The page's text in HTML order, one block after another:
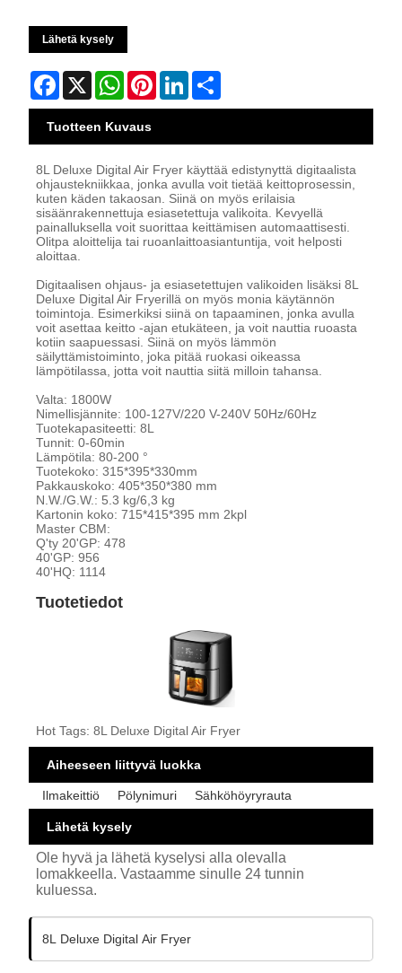
Lähetä kysely
Facebook
X WhatsApp
PinterestLinkedIn
Tuotteen Kuvaus
8L Deluxe Digital Air Fryer käyttää edistynyttä digitaalista
ohjaustekniikkaa, jonka avulla voit tietää keittoprosessin,
kuten käden takaosan. Siinä on myös erilaisia ​​
sisäänrakennettuja esiasetettuja valikoita. Kevyellä
painalluksella voit suorittaa keittämisen automaattisesti.
Olitpa aloittelija tai ruoanlaittoasiantuntija, voit helposti
aloittaa.
Digitaalisen ohjaus- ja esiasetettujen valikoiden lisäksi 8L
Deluxe Digital Air Fryerillä on myös monia käytännön
toimintoja. Esimerkiksi siinä on tapaaminen, jonka avulla
voit asettaa keitto -ajan etukäteen, ja voit nauttia ruoasta
kotiin saapuessasi. Siinä on myös lämmön
säilyttämistoiminto, joka pitää ruokasi oikeassa
lämpötilassa, jotta voit nauttia siitä milloin tahansa.
Valta: 1800W
Nimellisjännite: 100-127V/220 V-240V 50Hz/60Hz
Tuotekapasiteetti: 8L
Tunnit: 0-60min
Lämpötila: 80-200 °
Tuotekoko: 315*395*330mm
Pakkauskoko: 405*350*380 mm
N.W./G.W.: 5.3 kg/6,3 kg
Kartonin koko: 715*415*395 mm 2kpl
Master CBM:
Q'ty 20'GP: 478
40'GP: 956
40'HQ: 1114
Tuotetiedot
Hot Tags: 8L Deluxe Digital Air Fryer
Aiheeseen liittyvä luokka
Ilmakeittiö Pölynimuri Sähköhöyryrauta
Lähetä kysely
Ole hyvä ja lähetä kyselysi alla olevalla
lomakkeella. Vastaamme sinulle 24 tunnin
kuluessa.